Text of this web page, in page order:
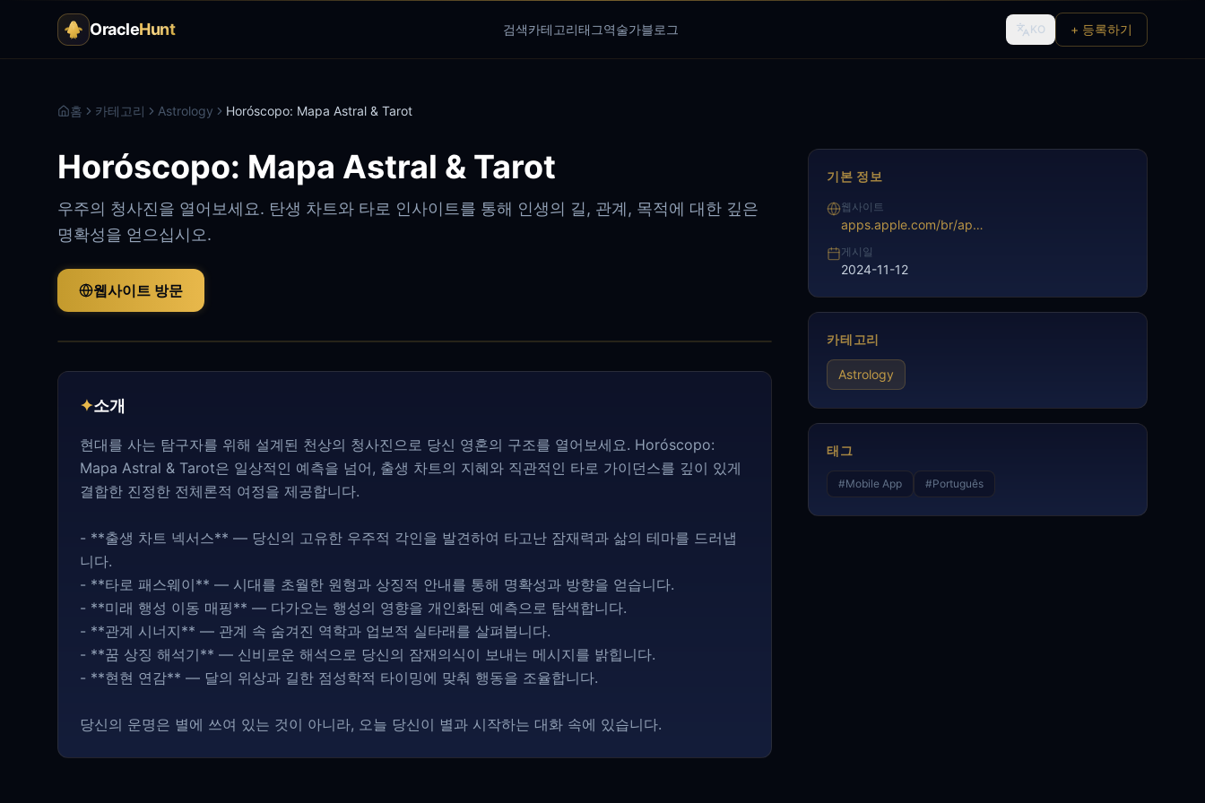
OracleHunt 검색카테고리태그역술가블로그 KO + 등록하기
홈 카테고리 Astrology Horóscopo: Mapa Astral & Tarot
Horóscopo: Mapa Astral & Tarot
우주의 청사진을 열어보세요. 탄생 차트와 타로 인사이트를 통해 인생의 길, 관계, 목적에 대한 깊은
명확성을 얻으십시오.
웹사이트 방문
✦소개
현대를 사는 탐구자를 위해 설계된 천상의 청사진으로 당신 영혼의 구조를 열어보세요. Horóscopo:
Mapa Astral & Tarot은 일상적인 예측을 넘어, 출생 차트의 지혜와 직관적인 타로 가이던스를 깊이 있게
결합한 진정한 전체론적 여정을 제공합니다.
- **출생 차트 넥서스** — 당신의 고유한 우주적 각인을 발견하여 타고난 잠재력과 삶의 테마를 드러냅
니다.
- **타로 패스웨이** — 시대를 초월한 원형과 상징적 안내를 통해 명확성과 방향을 얻습니다.
- **미래 행성 이동 매핑** — 다가오는 행성의 영향을 개인화된 예측으로 탐색합니다.
- **관계 시너지** — 관계 속 숨겨진 역학과 업보적 실타래를 살펴봅니다.
- **꿈 상징 해석기** — 신비로운 해석으로 당신의 잠재의식이 보내는 메시지를 밝힙니다.
- **현현 연감** — 달의 위상과 길한 점성학적 타이밍에 맞춰 행동을 조율합니다.
당신의 운명은 별에 쓰여 있는 것이 아니라, 오늘 당신이 별과 시작하는 대화 속에 있습니다.
기본 정보
웹사이트
apps.apple.com/br/app/hor%C3%B3scopo-mapa-astral-tarot/id909048916
게시일
2024-11-12
카테고리
Astrology
태그
#Mobile App #Português